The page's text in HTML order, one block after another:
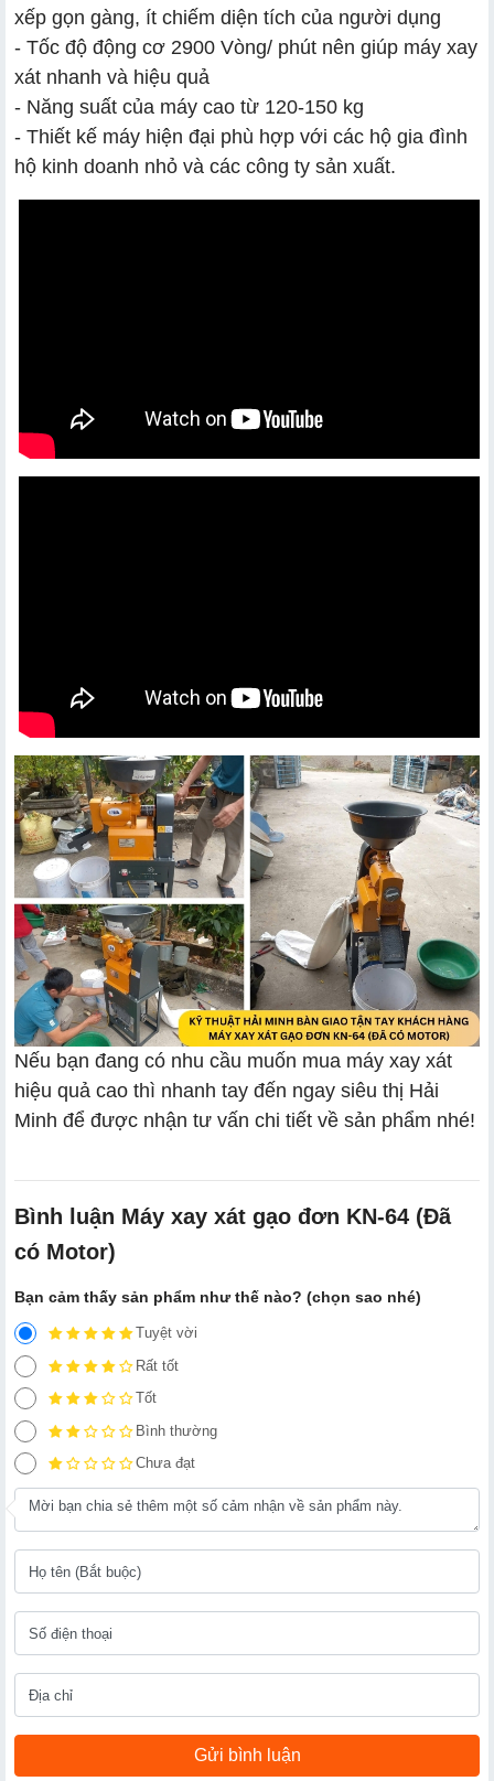
xếp gọn gàng, ít chiếm diện tích của người dụng
- Tốc độ động cơ 2900 Vòng/ phút nên giúp máy xay
xát nhanh và hiệu quả
- Năng suất của máy cao từ 120-150 kg
- Thiết kế máy hiện đại phù hợp với các hộ gia đình
hộ kinh doanh nhỏ và các công ty sản xuất.
Nếu bạn đang có nhu cầu muốn mua máy xay xát
hiệu quả cao thì nhanh tay đến ngay siêu thị Hải
Minh để được nhận tư vấn chi tiết về sản phẩm nhé!
Bình luận Máy xay xát gạo đơn KN-64 (Đã
có Motor)
Bạn cảm thấy sản phẩm như thế nào? (chọn sao nhé)
Tuyệt vời
Rất tốt
Tốt
Bình thường
Chưa đạt